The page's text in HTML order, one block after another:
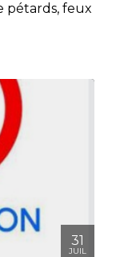
pétards, feux
31
JUIL